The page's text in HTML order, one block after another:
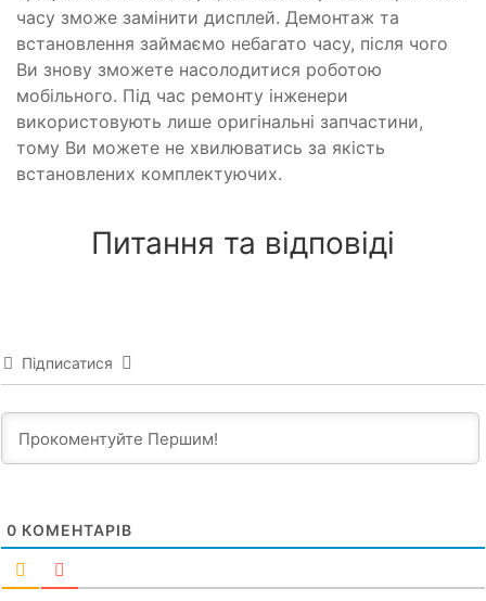
часу зможе замінити дисплей. Демонтаж та
встановлення займаємо небагато часу, після чого
Ви знову зможете насолодитися роботою
мобільного. Під час ремонту інженери
використовують лише оригінальні запчастини,
тому Ви можете не хвилюватись за якість
встановлених комплектуючих.
Питання та відповіді
Підписатися
0 КОМЕНТАРІВ